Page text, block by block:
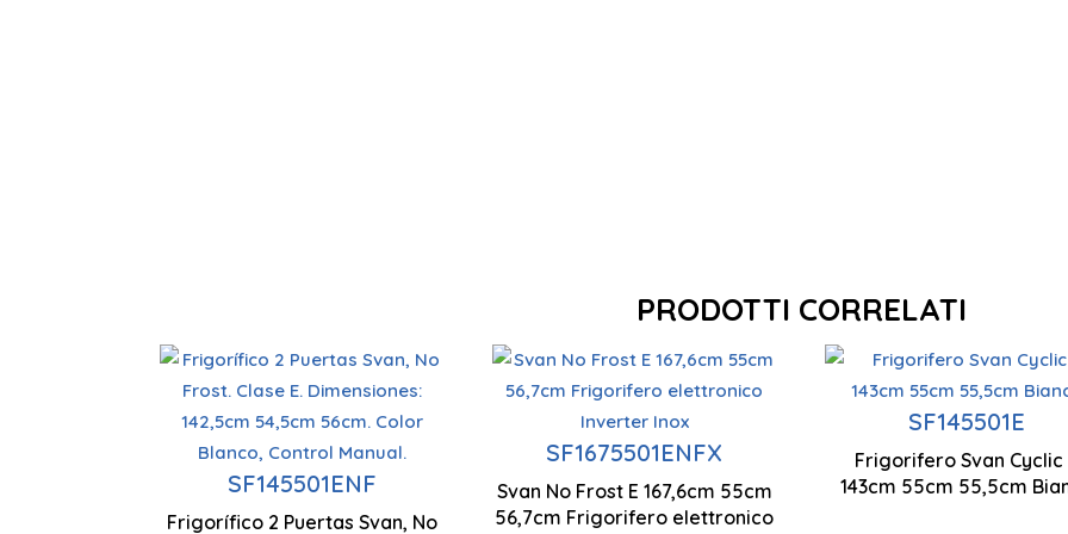
PRODOTTI CORRELATI
SF145501ENF
Frigorífico 2 Puertas Svan, No
Capacità 198 litri
Tecnologia No
Frost
SF1675501ENFX
Svan No Frost E 167,6cm 55cm
56,7cm Frigorifero elettronico
Ventilazione a
flusso d'aria
Tecnologia No
Frost
Motore inverter
Ventilazione a
flusso d'aria
SF145501E
Frigorifero Svan Cyclic
143cm 55cm 55,5cm
Tecnologia ciclica
Controllo